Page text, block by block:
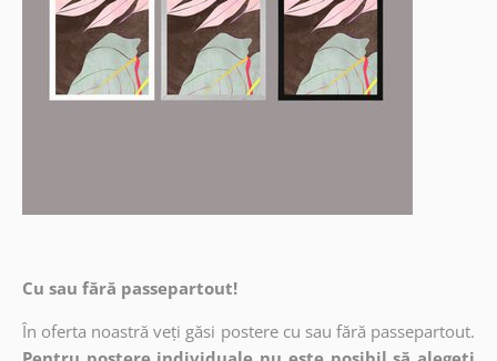
Cu sau fără passepartout!
În oferta noastră veți găsi postere cu sau fără passepartout.